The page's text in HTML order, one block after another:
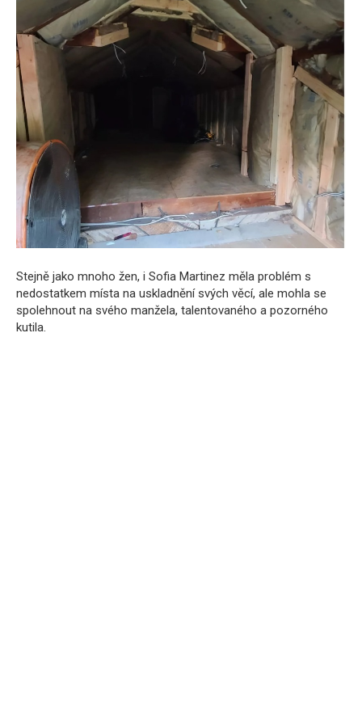
Stejně jako mnoho žen, i Sofia Martinez měla problém s
nedostatkem místa na uskladnění svých věcí, ale mohla se
spolehnout na svého manžela, talentovaného a pozorného
kutila.